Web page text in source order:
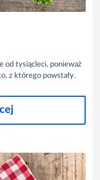
od tysiącleci, ponieważ
z którego powstały.